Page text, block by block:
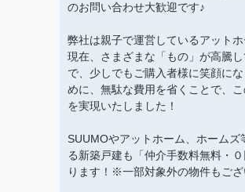
のお問い合わせ大歓迎です♪
弊社は親子で運営しているアット
現在、さまざまな「もの」が高騰
で、少しでもご購入者様に笑顔に
めに、無駄な費用を省くことで、
を実現いたしました！
SUUMOやアットホーム、ホームズ
る新築戸建も「仲介手数料無料・
ります！※一部対象外の物件もござ